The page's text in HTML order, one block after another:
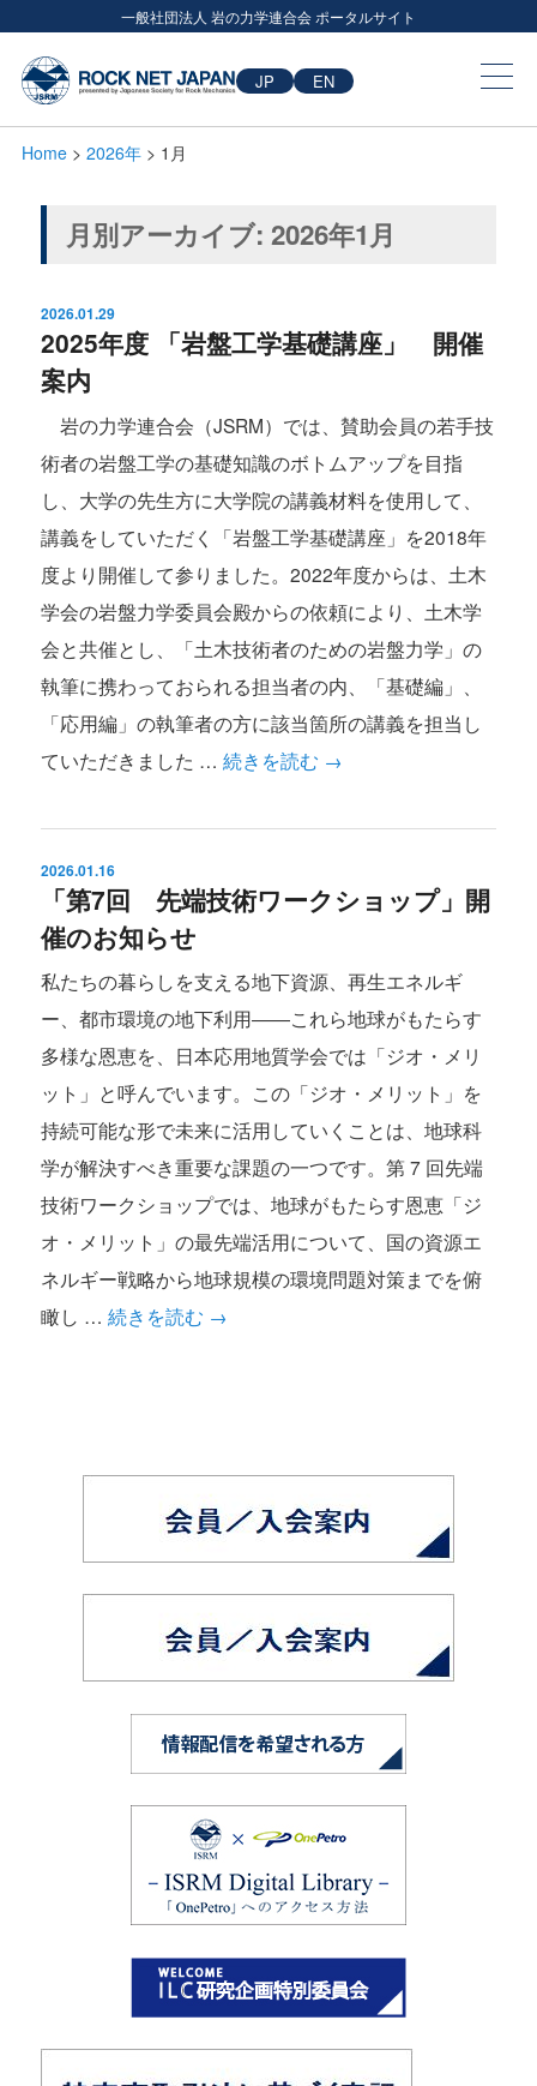
一般社団法人 岩の力学連合会 ポータルサイト
JP EN
Home > 2026年 > 1月
月別アーカイブ:2026年1月
2026.01.29
2025年度 「岩盤工学基礎講座」 開催
案内
岩の力学連合会（JSRM）では、賛助会員の若手技
術者の岩盤工学の基礎知識のボトムアップを目指
し、大学の先生方に大学院の講義材料を使用して、
講義をしていただく「岩盤工学基礎講座」を2018年
度より開催して参りました。2022年度からは、土木
学会の岩盤力学委員会殿からの依頼により、土木学
会と共催とし、「土木技術者のための岩盤力学」の
執筆に携わっておられる担当者の内、「基礎編」、
「応用編」の執筆者の方に該当箇所の講義を担当し
ていただきました …続きを読む →
2026.01.16
「第7回 先端技術ワークショップ」開
催のお知らせ
私たちの暮らしを支える地下資源、再生エネルギ
ー、都市環境の地下利用――これら地球がもたらす
多様な恩恵を、日本応用地質学会では「ジオ・メリ
ット」と呼んでいます。この「ジオ・メリット」を
持続可能な形で未来に活用していくことは、地球科
学が解決すべき重要な課題の一つです。第 7 回先端
技術ワークショップでは、地球がもたらす恩恵「ジ
オ・メリット」の最先端活用について、国の資源エ
ネルギー戦略から地球規模の環境問題対策までを俯
瞰し …続きを読む →